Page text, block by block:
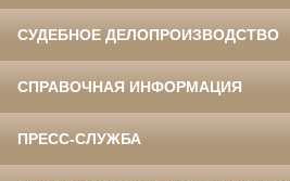
СУДЕБНОЕ ДЕЛОПРОИЗВОДСТВО
СПРАВОЧНАЯ ИНФОРМАЦИЯ
ПРЕСС-СЛУЖБА